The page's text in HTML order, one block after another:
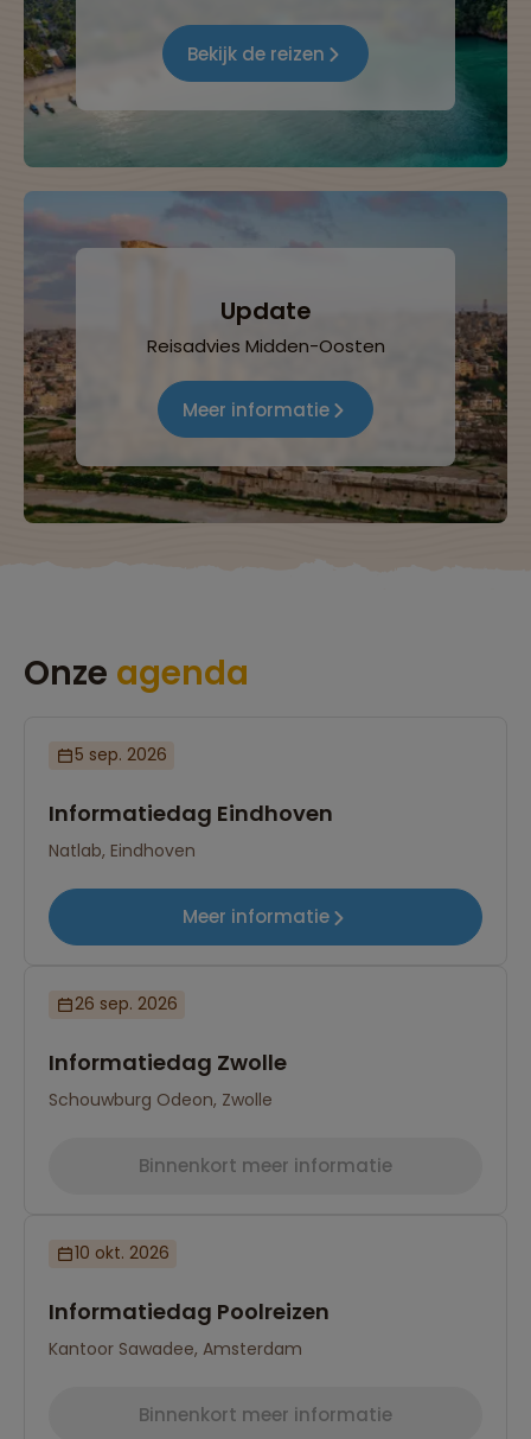
Bekijk de reizen
Update
Reisadvies Midden-Oosten
Meer informatie
Onze agenda
5 sep. 2026
Informatiedag Eindhoven
Natlab, Eindhoven
Meer informatie
26 sep. 2026
Informatiedag Zwolle
Schouwburg Odeon, Zwolle
Binnenkort meer informatie
10 okt. 2026
Informatiedag Poolreizen
Kantoor Sawadee, Amsterdam
Binnenkort meer informatie